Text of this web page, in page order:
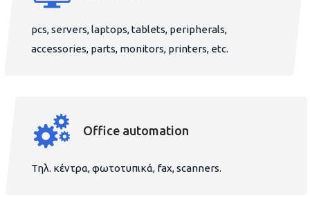
pcs, servers, laptops, tablets, peripherals,
accessories, parts, monitors, printers, etc.
Office automation
Τηλ. κέντρα, φωτοτυπικά, fax, scanners.